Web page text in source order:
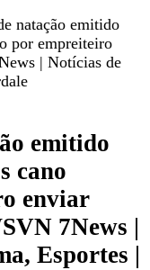
natação emitido
por empreiteiro
| Notícias de
emitido
cano
enviar
7News |
Esportes |